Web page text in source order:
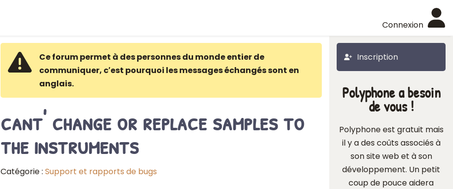
Connexion
Inscription
Ce forum permet à des personnes du monde entier de
communiquer, c′est pourquoi les messages échangés sont en
anglais.
cant' change or replace samples to
the instruments
Catégorie : Support et rapports de bugs
Polyphone a besoin
de vous !
Polyphone est gratuit mais
il y a des coûts associés à
son site web et à son
développement. Un petit
coup de pouce aidera